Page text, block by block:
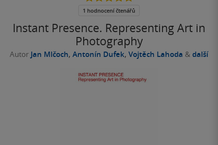
Instant Presence. Representing Art in
Photography
Autor Jan Mlčoch, Antonín Dufek, Vojtěch Lahoda & další
5
1 hodnocení čtenářů